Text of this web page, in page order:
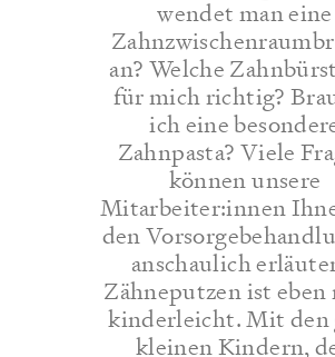
wendet man eine
an? Welche
für mich richtig?
ich eine
Zahnpasta? Viele
können unsere
Mitarbeiter:innen
den
anschaulich
Zähneputzen ist eben
kinderleicht. Mit den
kleinen Kindern,